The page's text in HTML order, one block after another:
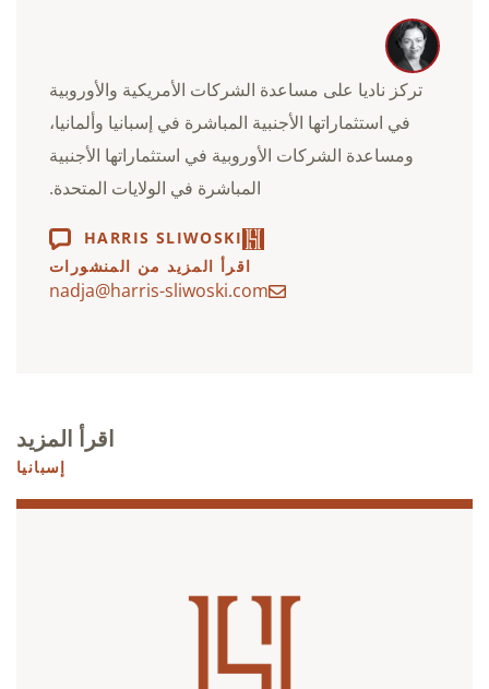
تركز ناديا على مساعدة الشركات الأمريكية والأوروبية
في استثماراتها الأجنبية المباشرة في إسبانيا وألمانيا،
ومساعدة الشركات الأوروبية في استثماراتها الأجنبية
المباشرة في الولايات المتحدة.
HARRIS SLIWOSKI
اقرأ المزيد من المنشورات
nadja@harris-sliwoski.com
اقرأ المزيد
إسبانيا